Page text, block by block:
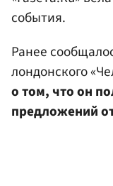
события.
Ранее
лондонского
о том, что он
предложений